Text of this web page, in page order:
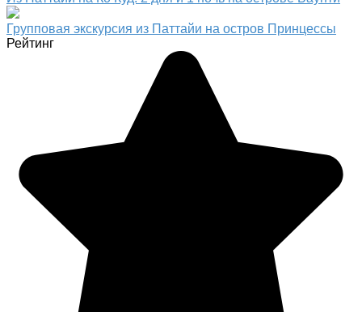
Групповая экскурсия из Паттайи на остров Принцессы
Рейтинг